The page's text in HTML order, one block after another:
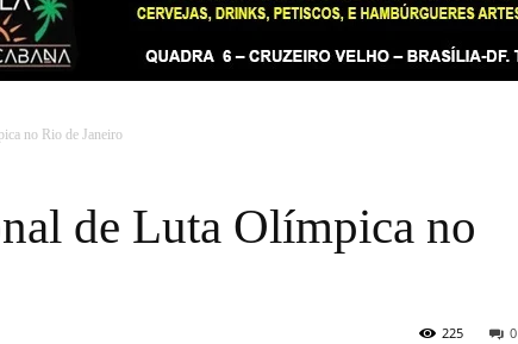
no Rio de Janeiro
de Luta Olímpica no
0
225